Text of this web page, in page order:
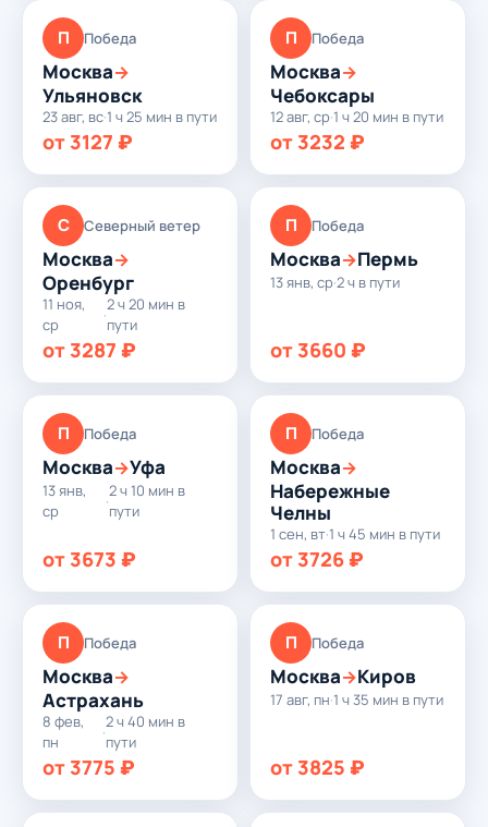
П Победа
Москва→
Ульяновск
23 авг, вс·1 ч 25 мин в пути
от 3127 ₽
П Победа
Москва→
Чебоксары
12 авг, ср·1 ч 20 мин в пути
от 3232 ₽
С Северный ветер
Москва→
Оренбург
11 ноя,
ср
·
2 ч 20 мин в
пути
от 3287 ₽
П Победа
Москва→Пермь
13 янв, ср·2 ч в пути
от 3660 ₽
П Победа
Москва→Уфа
13 янв,
ср
·
2 ч 10 мин в
пути
от 3673 ₽
П Победа
Москва→
Набережные
Челны
1 сен, вт·1 ч 45 мин в пути
от 3726 ₽
П Победа
Москва→
Астрахань
8 фев,
пн
·
2 ч 40 мин в
пути
от 3775 ₽
П Победа
Москва→Киров
17 авг, пн·1 ч 35 мин в пути
от 3825 ₽